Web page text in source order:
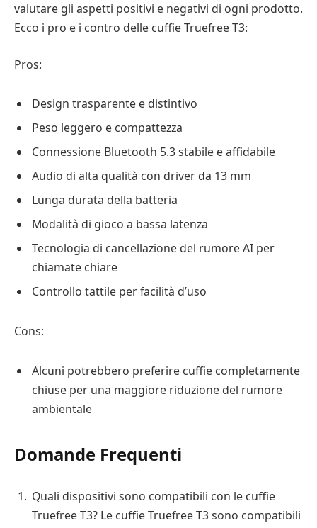
valutare gli aspetti positivi e negativi di ogni prodotto.
Ecco i pro e i contro delle cuffie Truefree T3:
Pros:
Design trasparente e distintivo
Peso leggero e compattezza
Connessione Bluetooth 5.3 stabile e affidabile
Audio di alta qualità con driver da 13 mm
Lunga durata della batteria
Modalità di gioco a bassa latenza
Tecnologia di cancellazione del rumore AI per
chiamate chiare
Controllo tattile per facilità d’uso
Cons:
Alcuni potrebbero preferire cuffie completamente
chiuse per una maggiore riduzione del rumore
ambientale
Domande Frequenti
Quali dispositivi sono compatibili con le cuffie
Truefree T3? Le cuffie Truefree T3 sono compatibili